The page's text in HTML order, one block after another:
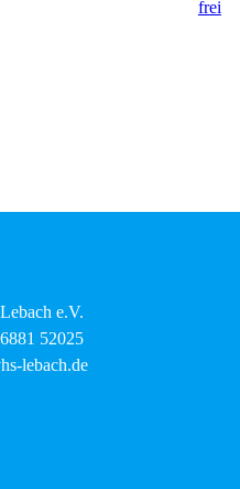
e.V.
52025
lebach.de